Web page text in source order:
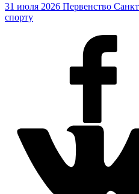
31 июля 2026 Первенство
спорту